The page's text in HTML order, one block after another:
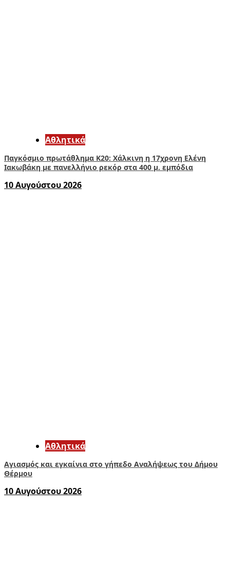
Αθλητικά
Παγκόσμιο πρωτάθλημα Κ20: Χάλκινη η 17χρονη Ελένη
Ιακωβάκη με πανελλήνιο ρεκόρ στα 400 μ. εμπόδια
10 Αυγούστου 2026
Αθλητικά
Αγιασμός και εγκαίνια στο γήπεδο Αναλήψεως του Δήμου
Θέρμου
10 Αυγούστου 2026